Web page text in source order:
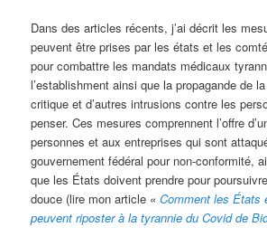
Dans des articles récents, j’ai décrit les
peuvent être prises par les états et les
pour combattre les mandats médicaux
l’establishment ainsi que la propagande de
critique et d’autres intrusions contre les
penser. Ces mesures comprennent l’offre
personnes et aux entreprises qui sont
gouvernement fédéral pour non-conformité,
que les États doivent prendre pour
douce (lire mon article «Comment les États
peuvent riposter à la tyrannie du Covid de